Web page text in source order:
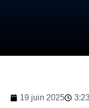
19 juin 2025